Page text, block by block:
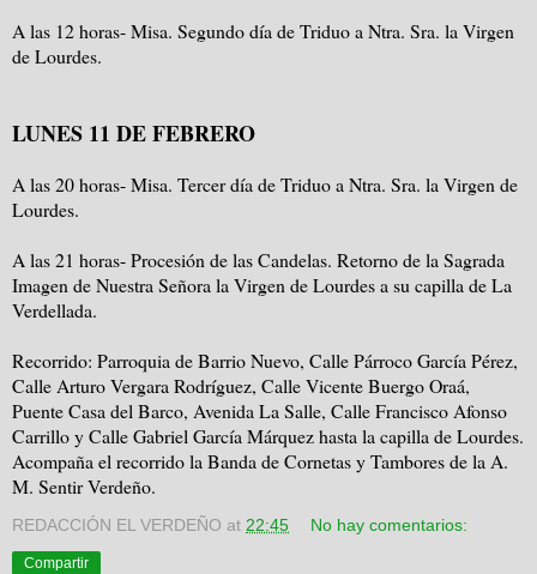
A las 12 horas- Misa. Segundo día de Triduo a Ntra. Sra. la Virgen
de Lourdes.
LUNES 11 DE FEBRERO
A las 20 horas- Misa. Tercer día de Triduo a Ntra. Sra. la Virgen de
Lourdes.
A las 21 horas- Procesión de las Candelas. Retorno de la Sagrada
Imagen de Nuestra Señora la Virgen de Lourdes a su capilla de La
Verdellada.
Recorrido: Parroquia de Barrio Nuevo, Calle Párroco García Pérez,
Calle Arturo Vergara Rodríguez, Calle Vicente Buergo Oraá,
Puente Casa del Barco, Avenida La Salle, Calle Francisco Afonso
Carrillo y Calle Gabriel García Márquez hasta la capilla de Lourdes.
Acompaña el recorrido la Banda de Cornetas y Tambores de la A.
M. Sentir Verdeño.
REDACCIÓN EL VERDEÑO at 22:45 No hay comentarios:
Compartir